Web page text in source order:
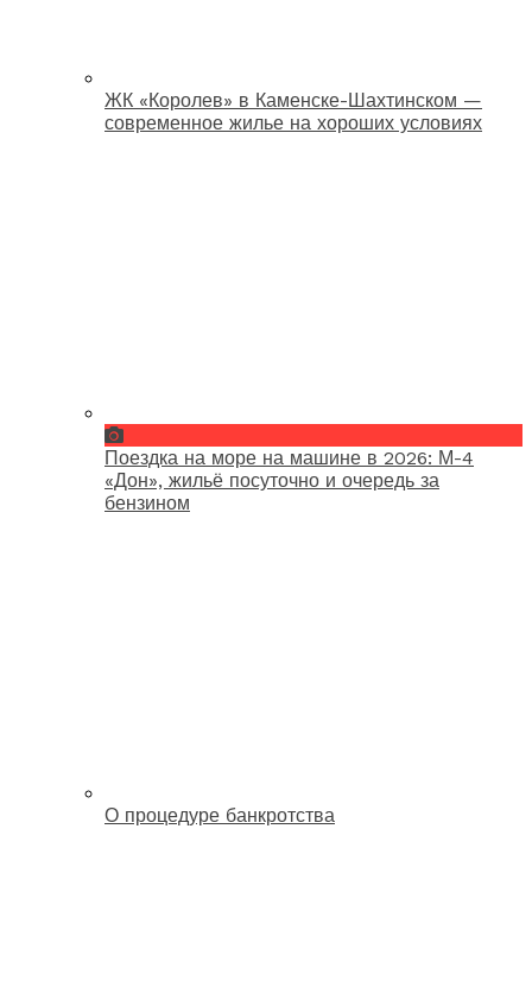
ЖК «Королев» в Каменске-Шахтинском —
современное жилье на хороших условиях
Поездка на море на машине в 2026: М-4
«Дон», жильё посуточно и очередь за
бензином
О процедуре банкротства